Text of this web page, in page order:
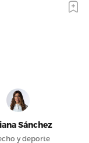
Sánchez
y deporte